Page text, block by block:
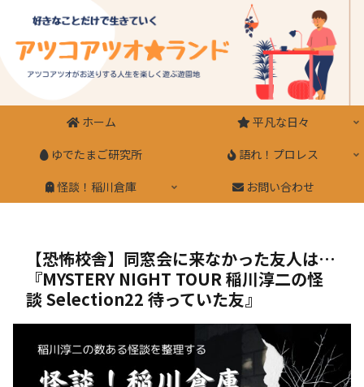
ホーム
平凡な日々
ゆでたまご研究所
語れ！プロレス
怪談！稲川倉庫
お問い合わせ
【恐怖校舎】同窓会に来なかった友人は…
『MYSTERY NIGHT TOUR 稲川淳二の怪
談 Selection22 待っていた友』